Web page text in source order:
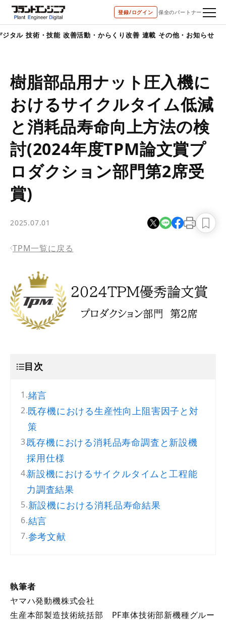
登録/ログイン 保全のパートナー
ジタル 技術・技能 改善活動・からくり改善 連載 その他・お知らせ
bool(false)
樹脂部品用ナット圧入機に
おけるサイクルタイム低減
と消耗品寿命向上方法の検
討(2024年度TPM論文賞プ
ロダクション部門第2席受
賞)
2025.07.01
TPM一覧に戻る
目次
緒言
既存機における生産性向上阻害因子と対
策
既存機における消耗品寿命調査と新設機
採用仕様
新設機におけるサイクルタイムと工程能
力調査結果
新設機における消耗品寿命結果
結言
参考文献
執筆者
ヤマハ発動機株式会社
生産本部製造技術統括部 PF車体技術部新機種グルー